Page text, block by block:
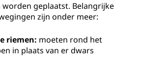
geplaatst. Belangrijke
zijn onder meer:
riemen: moeten rond het
in plaats van er dwars